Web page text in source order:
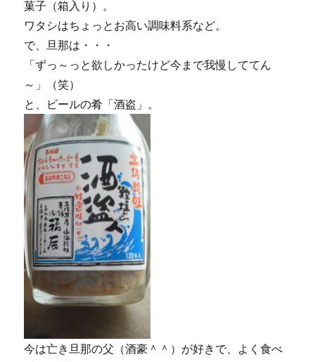
菓子（箱入り）。
ワタシはちょっとお高い調味料系など。
で、旦那は・・・
「ずっ～っと欲しかったけど今まで我慢しててん
～」（笑）
と、ビールの肴「酒盗」。
今は亡き旦那の父（酒豪＾＾）が好きで、よく食べ